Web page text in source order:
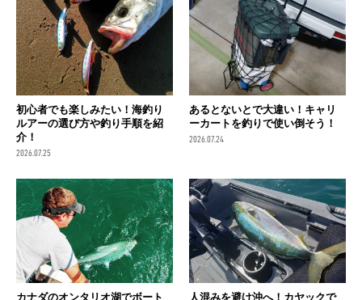
初心者でも楽しみたい！海釣り
ルアーの選び方や釣り手順を紹
介！
2026.07.25
あるとないとで大違い！キャリ
ーカートを釣りで使い倒そう！
2026.07.24
カナダのオンタリオ湖でボート
人混みを避け沖へ！カヤックで